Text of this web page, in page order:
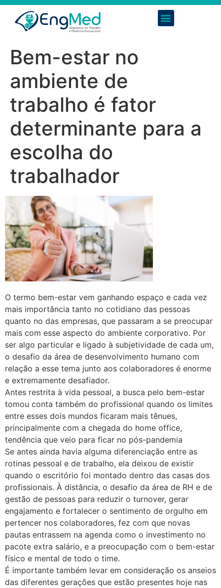
Bem-estar no
ambiente de
trabalho é fator
determinante para a
escolha do
trabalhador
O termo bem-estar vem ganhando espaço e cada vez
mais importância tanto no cotidiano das pessoas
quanto no das empresas, que passaram a se preocupar
mais com esse aspecto do ambiente corporativo. Por
ser algo particular e ligado à subjetividade de cada um,
o desafio da área de desenvolvimento humano com
relação a esse tema junto aos colaboradores é enorme
e extremamente desafiador.
Antes restrita à vida pessoal, a busca pelo bem-estar
tomou conta também do profissional quando os limites
entre esses dois mundos ficaram mais tênues,
principalmente com a chegada do home office,
tendência que veio para ficar no pós-pandemia
Se antes ainda havia alguma diferenciação entre as
rotinas pessoal e de trabalho, ela deixou de existir
quando o escritório foi montado dentro das casas dos
profissionais. À distância, o desafio da área de RH e de
gestão de pessoas para reduzir o turnover, gerar
engajamento e fortalecer o sentimento de orgulho em
pertencer nos colaboradores, fez com que novas
pautas entrassem na agenda como o investimento no
pacote extra salário, e a preocupação com o bem-estar
físico e mental de todo o time.
É importante também levar em consideração os anseios
das diferentes gerações que estão presentes hoje nas